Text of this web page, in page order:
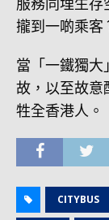
攏到一啲乘客
當「一鐵獨
故，以至故意
牲全香港人。
CITYBUS